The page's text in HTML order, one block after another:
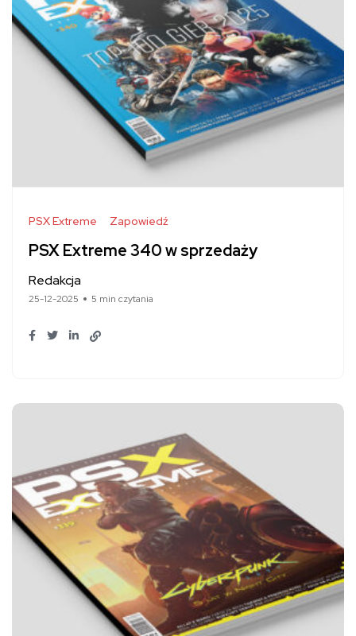
PSX Extreme Zapowiedź
PSX Extreme 340 w sprzedaży
Redakcja
25-12-2025 5 min czytania